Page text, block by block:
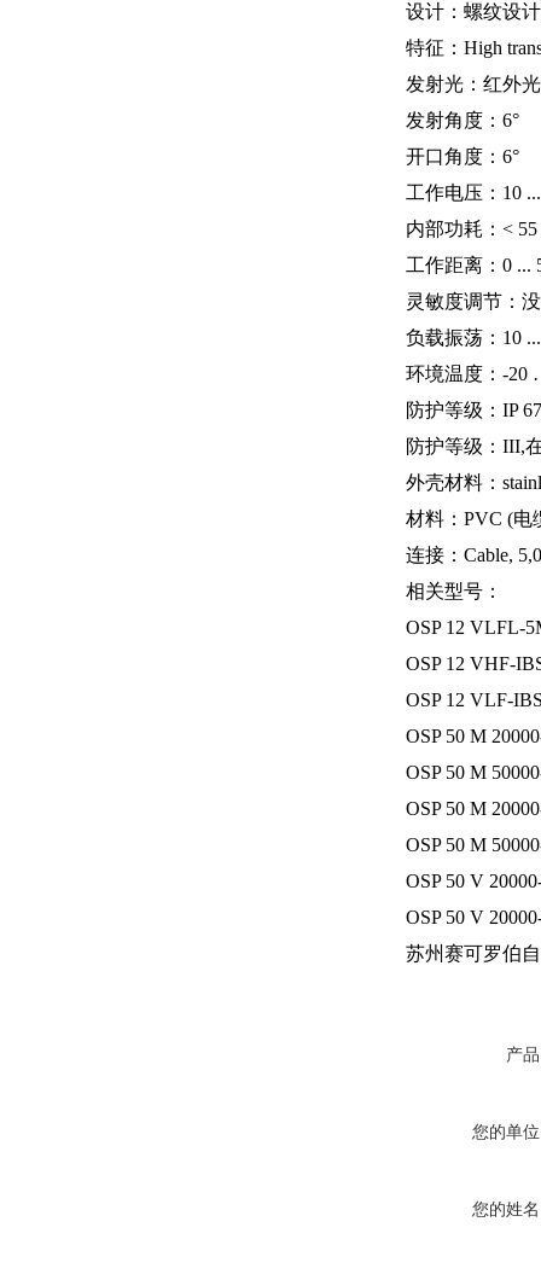
设计：螺纹设计
特征：High
发射光：红外
发射角度：6°
开口角度：6°
工作电压：10
内部功耗：<
工作距离：0 ...
灵敏度调节：
负载振荡：10
环境温度：-20
防护等级：IP
防护等级：III,
外壳材料：
材料：PVC (电
连接：Cable,
相关型号：
OSP 12 VLFL-
OSP 12 VHF-
OSP 12 VLF-
OSP 50 M
OSP 50 M
OSP 50 M
OSP 50 M
OSP 50 V
OSP 50 V
苏州赛可罗伯
产
您的单
您的姓